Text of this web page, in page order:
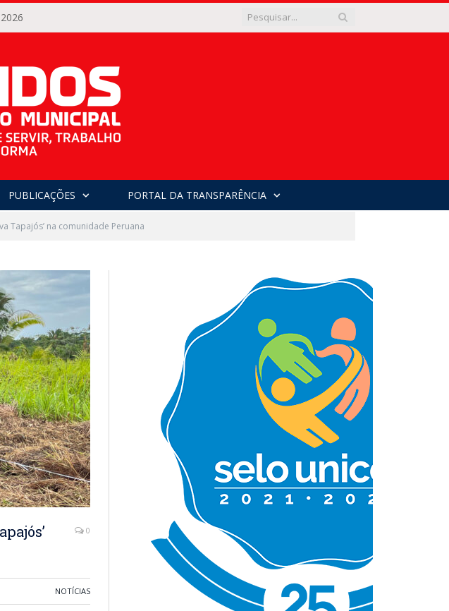
PUBLICAÇÕES PORTAL DA TRANSPARÊNCIA
Tapajós’ na comunidade Peruana
0
NOTÍCIAS